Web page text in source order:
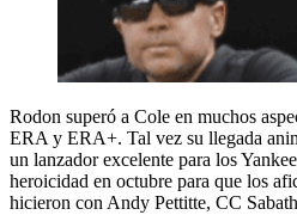
Rodon superó a Cole en muchos
ERA y ERA+. Tal vez su llegada
un lanzador excelente para los
heroicidad en octubre para que los
hicieron con Andy Pettitte, CC